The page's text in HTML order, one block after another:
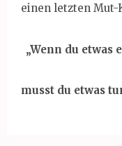
einen letzten Mut-
„Wenn du etwas
musst du etwas